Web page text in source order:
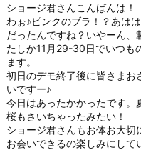
ショージ君さんこんばんは！
わぉ♪ピンクのブラ！？あは
だったんですね？いやーん、
たしか11月29-30日でいつも
ます。
初日のデモ終了後に皆さまお
いですー♪
今日はあったかかったです。
桜もさいちゃったみたい！
ショージ君さんもお体お大切
お会いできるの楽しみにして